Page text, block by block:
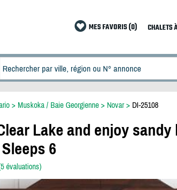
MES FAVORIS (0) CHALETS
> Muskoka / Baie Georgienne > Novar> DI-25108
Lake and enjoy
6
évaluations)